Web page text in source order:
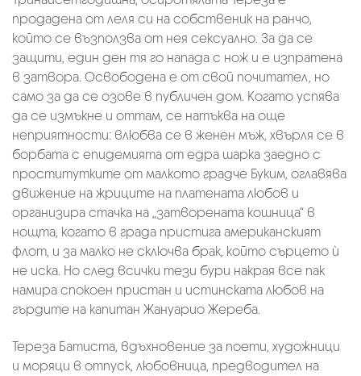
продадена от леля си на собственик на ранчо,
който се възползва от нея сексуално. За да се
защити, един ден тя го напада с нож и е изпратена
в затвора. Освободена е от свой почитател, но
само за да се озове в публичен дом. Когато успява
да се измъкне и оттам, се натъква на още
неприятности: влюбва се в женен мъж, хвърля се в
борбата с епидемията от едра шарка заедно с
проститутките от малкото градче Буким, оглавява
движение на жриците на платената любов и
организира стачка на „затворената кошница“ в
нощта, когато в града пристига американският
флот, и за малко не сключва брак, който сърцето ѝ
не иска. Но след всички тези бури накрая все пак
намира спокоен пристан и истинската любов на
гърдите на капитан Жануарио Жeреба.
Тереза Батиста, вдъхновение за поети, художници
и моряци в отпуск, любовница, предводител на